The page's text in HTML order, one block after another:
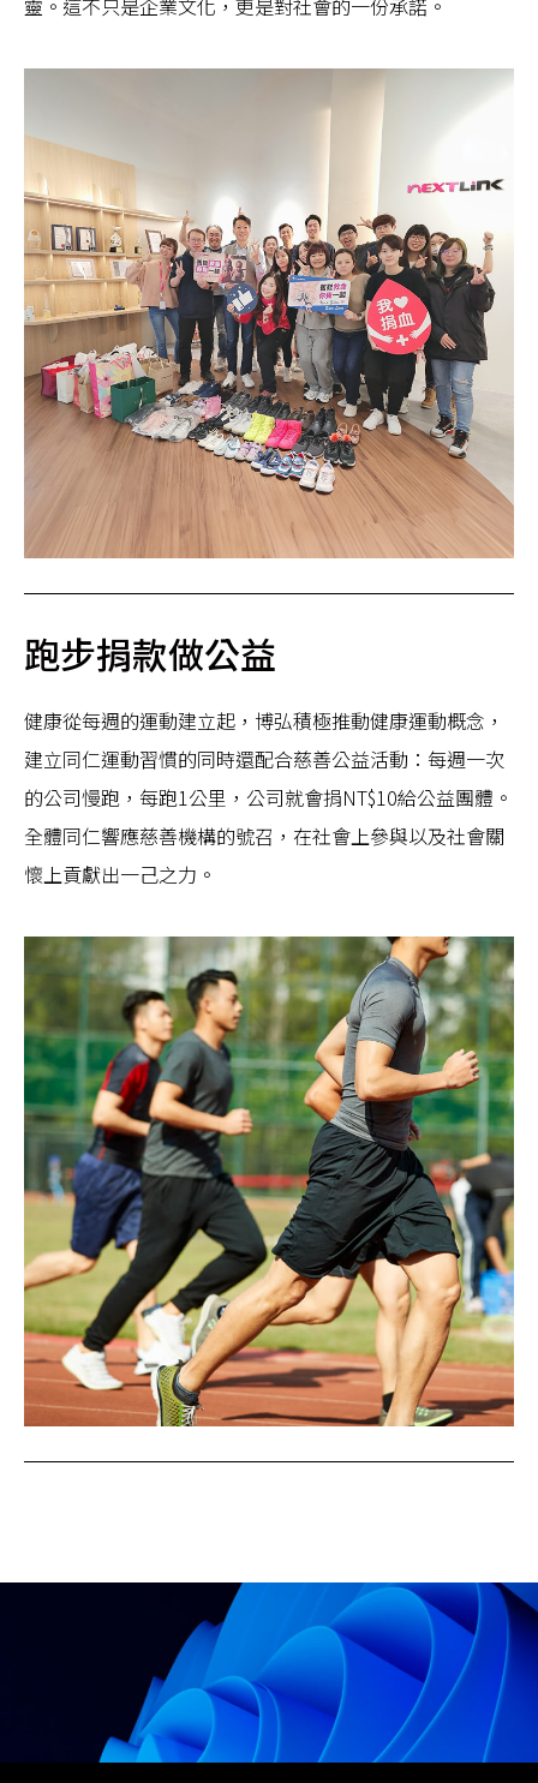
靈。這不只是企業文化，更是對社會的一份承諾。
跑步捐款做公益
健康從每週的運動建立起，博弘積極推動健康運動概念，
建立同仁運動習慣的同時還配合慈善公益活動：每週一次
的公司慢跑，每跑1公里，公司就會捐NT$10給公益團體。
全體同仁響應慈善機構的號召，在社會上參與以及社會關
懷上貢獻出一己之力。